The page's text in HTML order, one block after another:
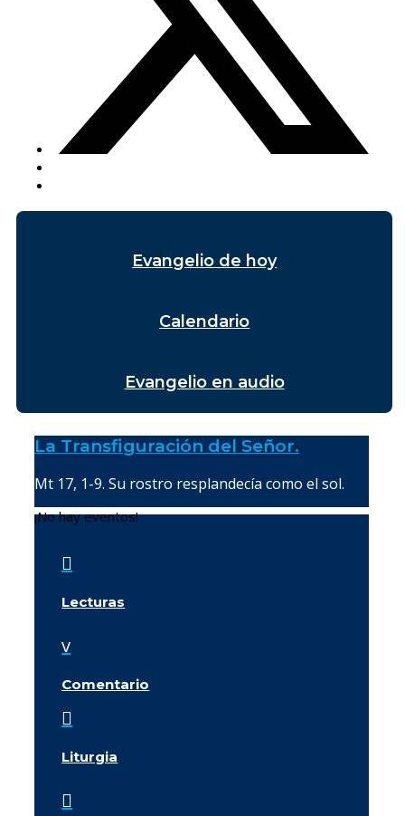
Evangelio de hoy
Calendario
Evangelio en audio
La Transfiguración del Señor.
Mt 17, 1-9. Su rostro resplandecía como el sol.
¡No hay eventos!

Lecturas
v
Comentario

Liturgia
